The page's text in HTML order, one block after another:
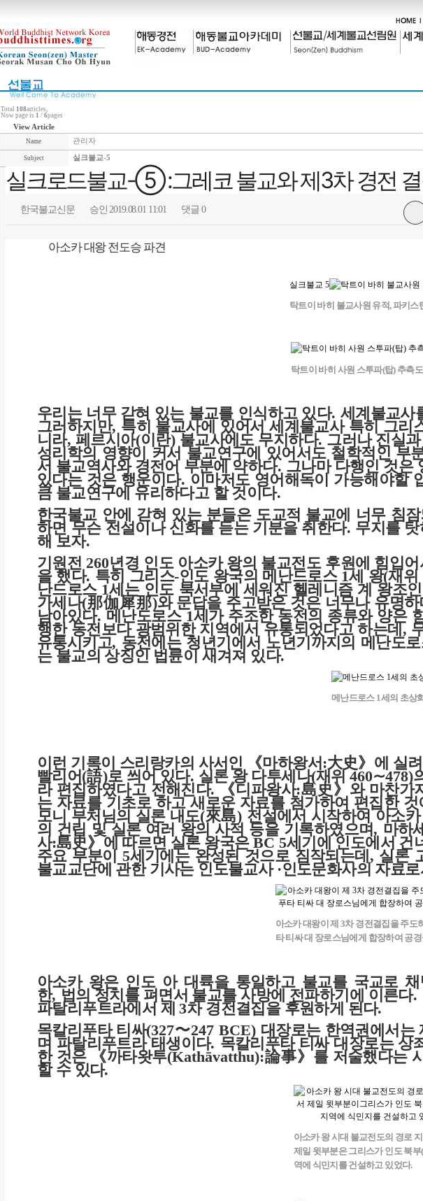
Total 108articles,
Now page is 1 / 6pages
View Article
Name 관리자
Subject 실크불교-5
실크로드불교-⑤ :그레코 불교와 제3차 경전
한국불교신문 승인 2019.08.01 11:01 댓글 0
아소카 대왕 전도승 파견
실크불교 5
탁트이 바히 불교사원 유적, 파키스
탁트이 바히 사원 스투파(탑) 추측
우리는 너무 갇혀 있는 불교를 인식하고 있다. 세계불교사
그러하지만, 특히 불교사에 있어서 세계불교사 특히 그리
니라,페르시아(이란) 불교사에도 무지하다. 그러나 진실
성리학의 영향이 커서 불교연구에 있어서도 철학적인 부
서 불교역사와 경전어 부분에 약하다. 그나마 다행인 것은
있다는 것은 행운이다. 이마저도 영어해독이 가능해야할
큼 불교연구에 유리하다고 할 것이다.
한국불교 안에 갇혀 있는 분들은 도교적 불교에 너무 침
하면 무슨 전설이나 신화를 듣는 기분을 취한다. 무지를
해 보자.
기원전 260년경 인도 아소카 왕의 불교전도 후원에 힘입
을 했다. 특히 그리스-인도 왕국의 메난드로스 1세 왕(재
난드로스 1세는 인도 북서부에 세워진 헬레니즘 계 왕조
가세나(那伽犀那)와 문답을 주고받은 것은 너무나 유명하
남아있다.메난도로스1세가 주조한 동전의 종류와 양은
행한 동전보다 광범위한 지역에서 유통되었다고 하는데,
유통시키고, 동전에는 청년기에서 노년기까지의 메난도
는 불교의 상징인 법륜이 새겨져 있다.
메난드로스 1세의 초상
이런 기록이 스리랑카의 사서인 《마하왕서 :大史》 에 실
빨리어 (語)로 씌어 있다. 실론 왕 다투세나(재위460∼478)
라 편집하였다고 전해진다.《디파왕사:島史》 와 마찬가
는 자료를 기초로 하고 새로운 자료를 첨가하여 편집한 것
모니 부처님의 실론 내도(來島) 전설에서 시작하여 아소
의 건립 및 실론 여러 왕의 사적 등을 기록하였으며 , 마하
사:島史》에 따르면 실론 왕국은BC 5세기에 인도에서 건
주요 부분이 5세기에는 완성된 것으로 짐작되는데 ,실론
불교교단에 관한 기사는 인도불교사 ·인도문화사의 자료
아소카 대왕이 제 3차 경전결집을 주도
타 티싸 대 장로스님에게 합장하여 공
아소카 왕은 인도 아 대륙을 통일하고 불교를 국교로 채
한, 법의 정치를 펴면서 불교를 사방에 전파하기에 이른다.
파탈리푸트라에서 제3차 경전결집을 후원하게 된다.
목칼리푸타 티싸(327〜247 BCE) 대장로는 한역권에서는
며 파탈리푸트라 태생이다. 목칼리푸타 티싸 대장로는 상
한 것은 《까타왓투(Kathāvatthu):論事》를 저술했다는
할 수 있다.
아소카 왕 시대 불교전도의 경로
제일 윗부분은 그리스가 인도 북
역에 식민지를 건설하고 있었다.